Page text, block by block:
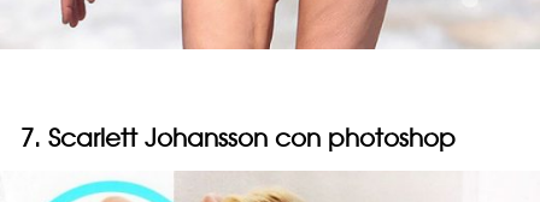
7. Scarlett Johansson con photoshop